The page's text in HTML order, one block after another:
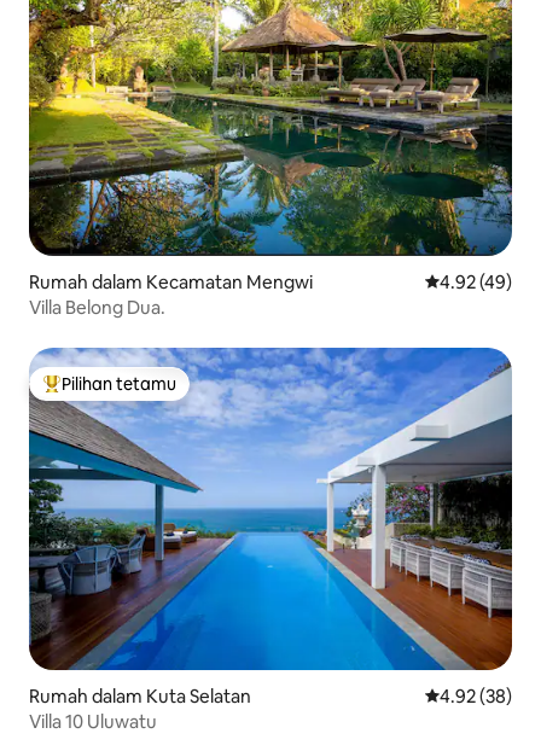
Rumah dalam Kecamatan Mengwi Penarafan
4.92 (49)
Villa Belong Dua.
Pilihan utama tetamu
Pilihan tetamu
Rumah dalam Kuta Selatan Penarafan
4.92 (38)
Villa 10 Uluwatu